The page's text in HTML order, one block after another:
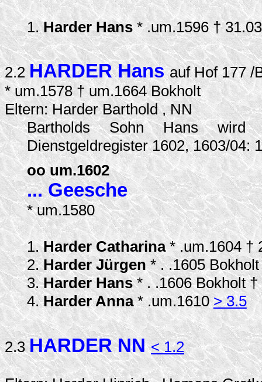
1.Harder Hans* .um.1596 †
2.2 HARDER Hansauf Hof 177
* um.1578 † um.1664 Bokholt
Eltern: Harder Barthold , NN
Bartholds Sohn Hans wird
Dienstgeldregister 1602, 1603/04:
oo um.1602
... Geesche
* um.1580
1.Harder Catharina* .um.1604 †
2.Harder Jürgen* . .1605
3.Harder Hans* . .1606 Bokholt
4.Harder Anna* .um.1610> 3.5
2.3 HARDER NN< 1.2